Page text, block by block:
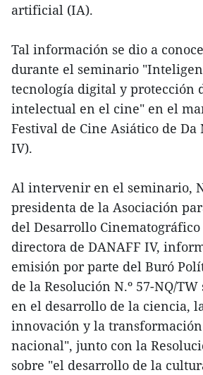
artificial (IA).
Tal información se dio a
durante el seminario
tecnología digital y protección
intelectual en el cine" en el
Festival de Cine Asiático de Da
IV).
Al intervenir en el seminario,
presidenta de la Asociación
del Desarrollo
directora de DANAFF IV,
emisión por parte del Buró
de la Resolución N.º 57-NQ/
en el desarrollo de la ciencia,
innovación y la
nacional", junto con la
sobre "el desarrollo de la